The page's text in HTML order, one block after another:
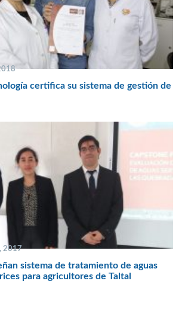
certifica su sistema de gestión de
2017
sistema de tratamiento de aguas
para agricultores de Taltal